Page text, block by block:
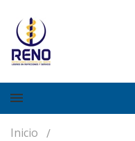
Inicio